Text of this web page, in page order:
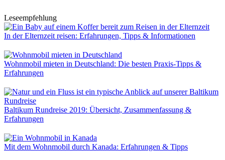
Leseempfehlung
In der Elternzeit reisen: Erfahrungen, Tipps & Informationen
Wohnmobil mieten in Deutschland: Die besten Praxis-Tipps &
Erfahrungen
Baltikum Rundreise 2019: Übersicht, Zusammenfassung &
Erfahrungen
Mit dem Wohnmobil durch Kanada: Erfahrungen & Tipps